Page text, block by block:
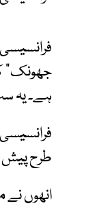
جھونک"
ہے۔ یہ
طرح پیش
انھوں